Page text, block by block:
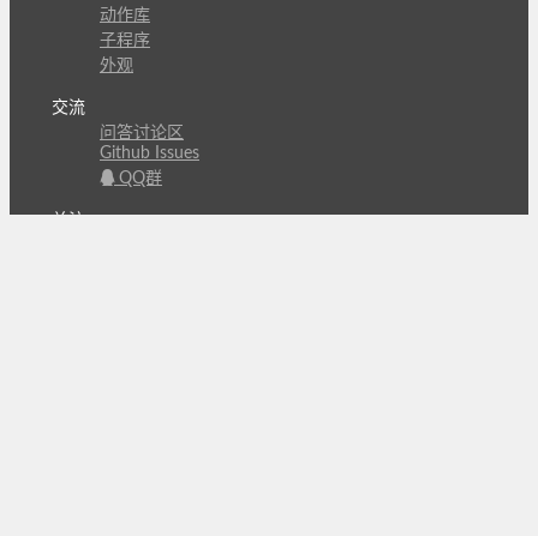
动作库
子程序
外观
交流
问答讨论区
Github Issues
QQ群
关注